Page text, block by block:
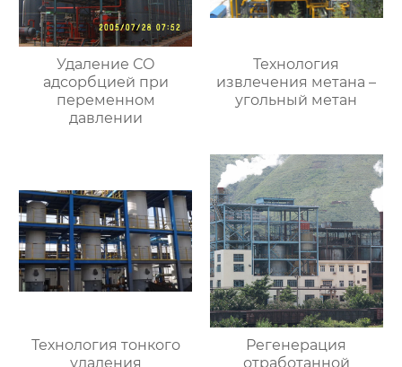
Удаление СО
адсорбцией при
переменном
давлении
Технология
извлечения метана –
угольный метан
Технология тонкого
удаления
Регенерация
отработанной